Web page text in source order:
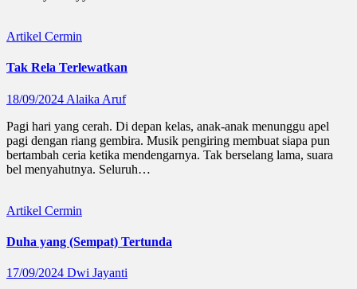
Artikel Cermin
Tak Rela Terlewatkan
18/09/2024 Alaika Aruf
Pagi hari yang cerah. Di depan kelas, anak-anak menunggu apel
pagi dengan riang gembira. Musik pengiring membuat siapa pun
bertambah ceria ketika mendengarnya. Tak berselang lama, suara
bel menyahutnya. Seluruh…
Artikel Cermin
Duha yang (Sempat) Tertunda
17/09/2024 Dwi Jayanti